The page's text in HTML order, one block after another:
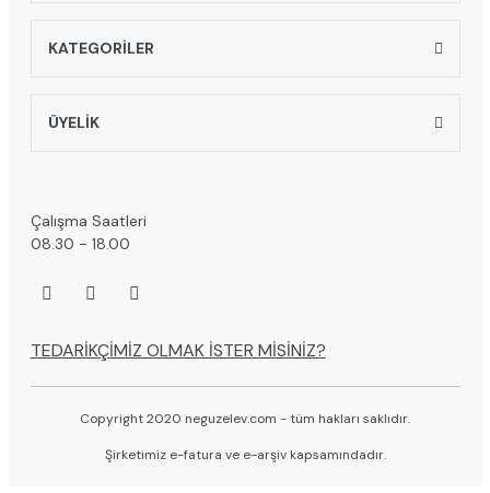
KATEGORİLER
ÜYELİK
Çalışma Saatleri
08.30 - 18.00
TEDARİKÇİMİZ OLMAK İSTER MİSİNİZ?
Copyright 2020 neguzelev.com - tüm hakları saklıdır.
Şirketimiz e-fatura ve e-arşiv kapsamındadır.